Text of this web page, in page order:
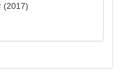
2017